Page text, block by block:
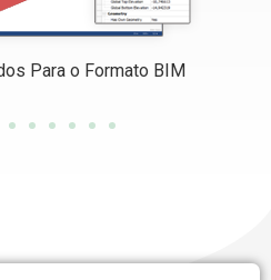
Para o Formato BIM